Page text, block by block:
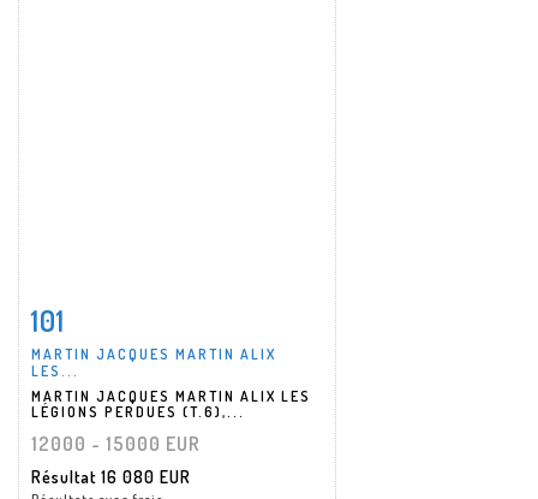
Fiche détaillée
101
MARTIN JACQUES MARTIN ALIX
LES...
MARTIN JACQUES MARTIN ALIX LES
LÉGIONS PERDUES (T.6),...
12000 - 15000 EUR
Résultat 16 080 EUR